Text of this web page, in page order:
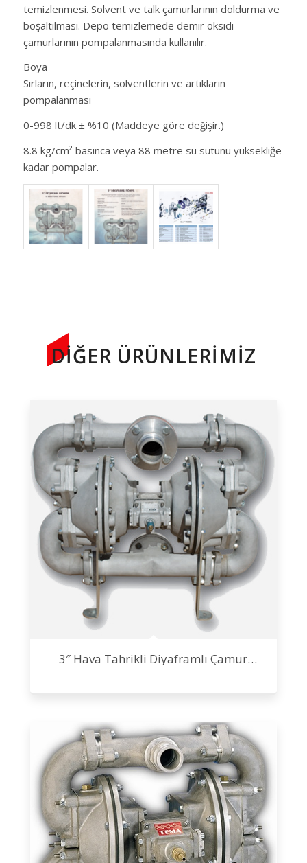
temizlenmesi. Solvent ve talk çamurlarının doldurma ve
boşaltılması. Depo temizlemede demir oksidi
çamurlarının pompalanmasında kullanılır.
Boya
Sırların, reçinelerin, solventlerin ve artıkların
pompalanmasi
0-998 lt/dk ± %10 (Maddeye göre değişir.)
8.8 kg/cm² basınca veya 88 metre su sütunu yüksekliğe
kadar pompalar.
DIĞER ÜRÜNLERIMIZ
3″ Hava Tahrikli Diyaframlı Çamur